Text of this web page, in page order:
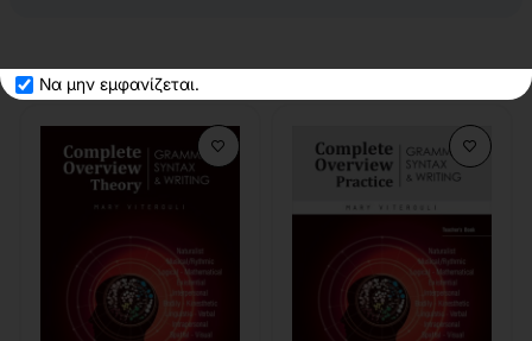
Να μην εμφανίζεται.Σχετικά προϊόντα